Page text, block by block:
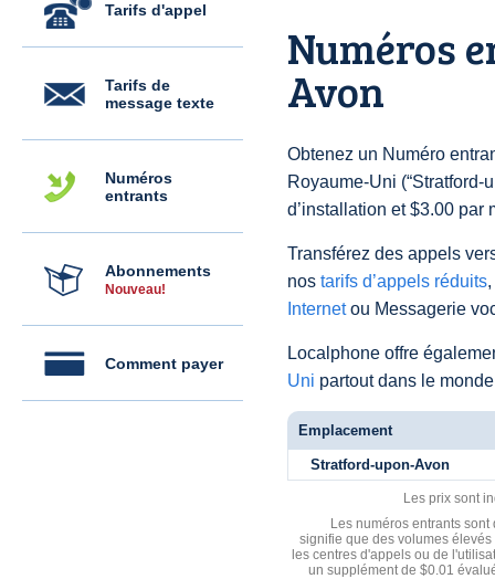
Tarifs d'appel
Tarifs de
message texte
Numéros
entrants
Abonnements
Nouveau!
Comment payer
Numéros
Avon
Obtenez un Numéro
Royaume-Uni (“Stratford-
d’installation et $3.00 par
Transférez des appels
nos tarifs d’appels réduits
Internetou Messagerie
Localphone offre
Uni partout dans le
Emplacement
Stratford-upon-Avon
Les prix sont
Les numéros entrants
signifie que des volumes
les centres d'appels ou de
un supplément de $0.01